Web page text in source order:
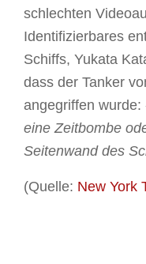
schlechten
Identifizierbares
Schiffs, Yukata
dass der Tanker
angegriffen wurde:
eine Zeitbombe
Seitenwand des
(Quelle: New York